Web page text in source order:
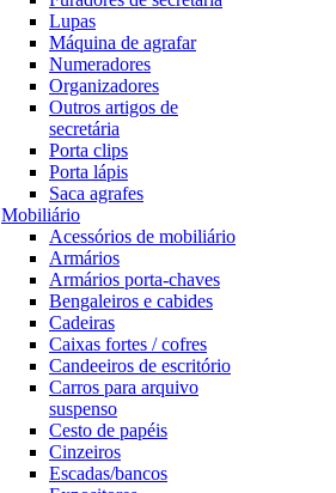
Lupas
Máquina de agrafar
Numeradores
Organizadores
Outros artigos de
secretária
Porta clips
Porta lápis
Saca agrafes
Mobiliário
Acessórios de mobiliário
Armários
Armários porta-chaves
Bengaleiros e cabides
Cadeiras
Caixas fortes / cofres
Candeeiros de escritório
Carros para arquivo
suspenso
Cesto de papéis
Cinzeiros
Escadas/bancos